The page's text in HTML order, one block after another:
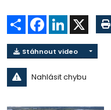
Sdílet Facebook
LinkedIn
Stáhnout video
Nahlásit chybu